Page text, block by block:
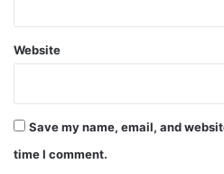
Website
Save my name, email, and
time I comment.